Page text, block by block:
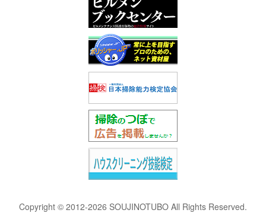
Copyright © 2012-2026 SOUJINOTUBO All Rights Reserved.